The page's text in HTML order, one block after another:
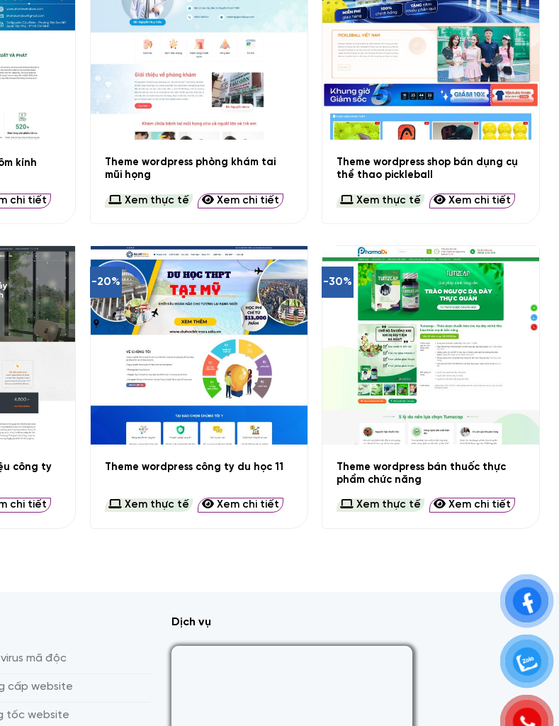
kính
chi tiết
Theme wordpress phòng khám tai
mũi họng
Xem thực tế Xem chi tiết
+
Theme wordpress shop bán dụng cụ
thể thao pickleball
Xem thực tế Xem chi tiết
công ty
chi tiết
-20%
Theme wordpress công ty du học 11
Xem thực tế Xem chi tiết
-30%
Theme wordpress bán thuốc thực
phẩm chức năng
Xem thực tế Xem chi tiết
mã độc
cấp website
tốc website
Dịch vụ